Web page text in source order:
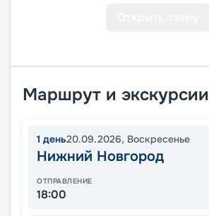
Маршрут и экскурсии
1 день20.09.2026, Воскресенье
Нижний Новгород
ОТПРАВЛЕНИЕ
18:00